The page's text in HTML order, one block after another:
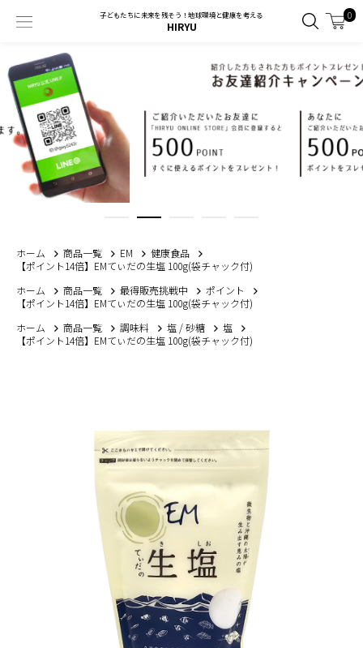
子どもたちに未来を残そう！地球環境と健康を考える
HIRYU
0
ホーム 商品一覧 EM
健康食品
【ポイント14倍】EMてぃだの生塩 100g(袋チャック付)
ホーム
商品一覧 最得販売挑戦中
ポイント
【ポイント14倍】EMてぃだの生塩 100g(袋チャック付)
ホーム
商品一覧 調味料 塩 / 砂糖
塩
【ポイント14倍】EMてぃだの生塩 100g(袋チャック付)